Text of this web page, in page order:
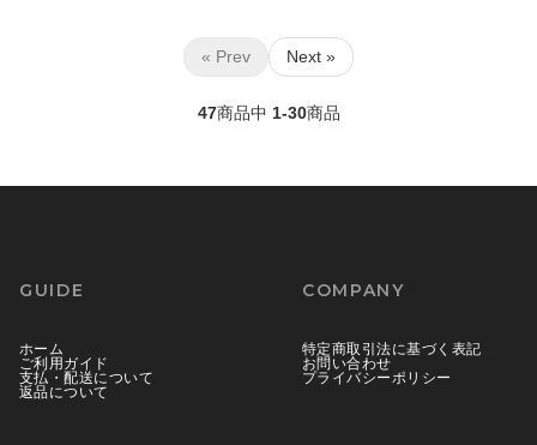
ィット ）FL7005MC
« Prev Next »
47商品中 1-30商品
GUIDE
ホーム
ご利用ガイド
支払・配送について
返品について
COMPANY
特定商取引法に基づく表記
お問い合わせ
プライバシーポリシー